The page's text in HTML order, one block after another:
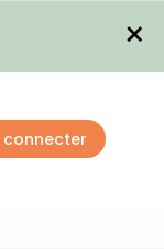
×
connecter